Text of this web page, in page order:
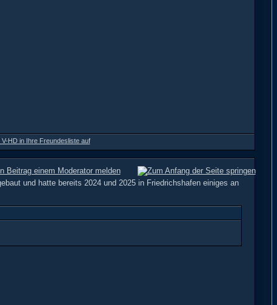
und hatte bereits 2024 und 2025 in Friedrichshafen einiges an